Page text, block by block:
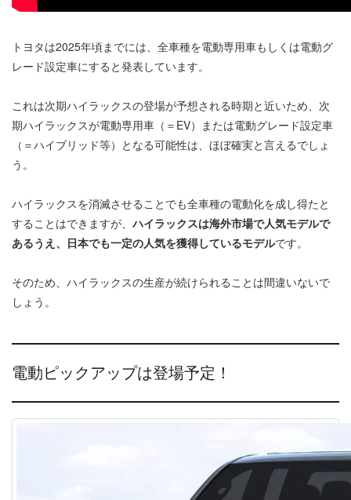
トヨタは2025年頃までには、全車種を電動専用車もしくは電動グ
レード設定車にすると発表しています。
これは次期ハイラックスの登場が予想される時期と近いため、次
期ハイラックスが電動専用車（＝EV）または電動グレード設定車
（＝ハイブリッド等）となる可能性は、ほぼ確実と言えるでしょ
う。
ハイラックスを消滅させることでも全車種の電動化を成し得たと
することはできますが、ハイラックスは海外市場で人気モデルで
あるうえ、日本でも一定の人気を獲得しているモデルです。
そのため、ハイラックスの生産が続けられることは間違いないで
しょう。
電動ピックアップは登場予定！